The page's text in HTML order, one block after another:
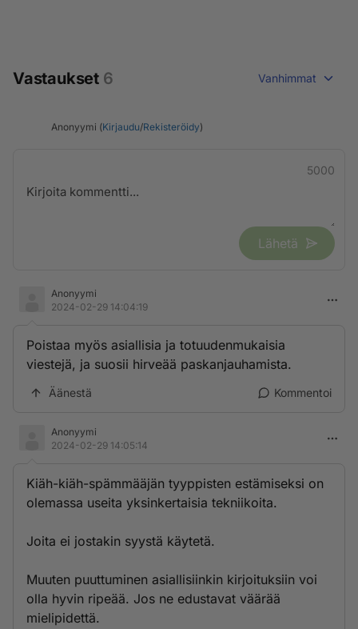
Vastaukset 6 Vanhimmat
Anonyymi (Kirjaudu/Rekisteröidy)
5000
Lähetä
Anonyymi
2024-02-29 14:04:19
Poistaa myös asiallisia ja totuudenmukaisia
viestejä, ja suosii hirveää paskanjauhamista.
Äänestä Kommentoi
Anonyymi
2024-02-29 14:05:14
Kiäh-kiäh-spämmääjän tyyppisten estämiseksi on
olemassa useita yksinkertaisia tekniikoita.
Joita ei jostakin syystä käytetä.
Muuten puuttuminen asiallisiinkin kirjoituksiin voi
olla hyvin ripeää. Jos ne edustavat väärää
mielipidettä.